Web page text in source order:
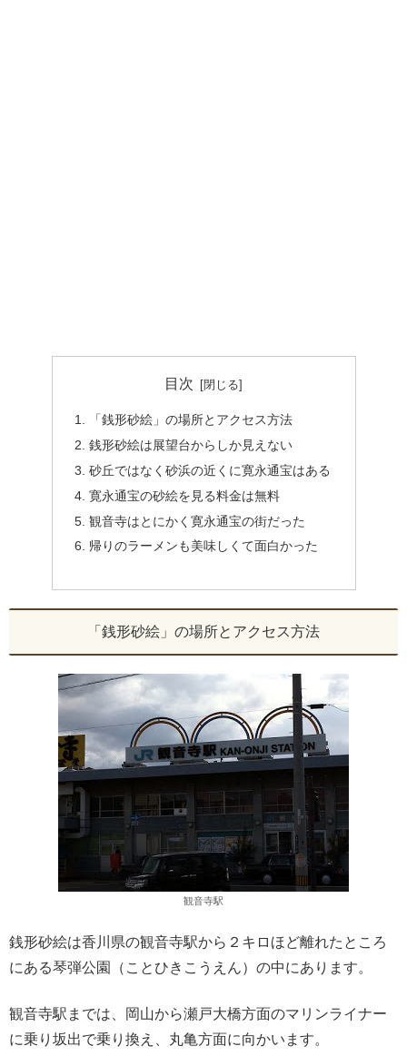
目次
「銭形砂絵」の場所とアクセス方法
銭形砂絵は展望台からしか見えない
砂丘ではなく砂浜の近くに寛永通宝はある
寛永通宝の砂絵を見る料金は無料
観音寺はとにかく寛永通宝の街だった
帰りのラーメンも美味しくて面白かった
「銭形砂絵」の場所とアクセス方法
観音寺駅
銭形砂絵は香川県の観音寺駅から２キロほど離れたところ
にある琴弾公園（ことひきこうえん）の中にあります。
観音寺駅までは、岡山から瀬戸大橋方面のマリンライナー
に乗り坂出で乗り換え、丸亀方面に向かいます。